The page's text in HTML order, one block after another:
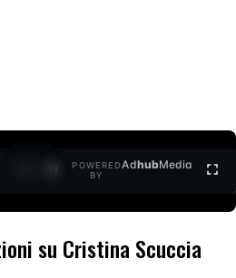
POWERED
BY
AdhubMedia
su Cristina Scuccia